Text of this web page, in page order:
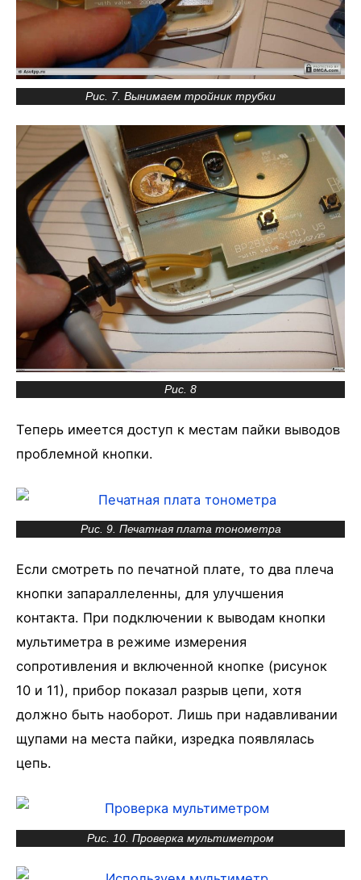
Рис. 7. Вынимаем тройник трубки
Рис. 8
Теперь имеется доступ к местам пайки выводов
проблемной кнопки.
Рис. 9. Печатная плата тонометра
Если смотреть по печатной плате, то два плеча
кнопки запараллеленны, для улучшения
контакта. При подключении к выводам кнопки
мультиметра в режиме измерения
сопротивления и включенной кнопке (рисунок
10 и 11), прибор показал разрыв цепи, хотя
должно быть наоборот. Лишь при надавливании
щупами на места пайки, изредка появлялась
цепь.
Рис. 10. Проверка мультиметром